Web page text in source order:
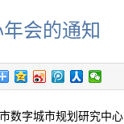
会的通知
数字城市规划研究中心